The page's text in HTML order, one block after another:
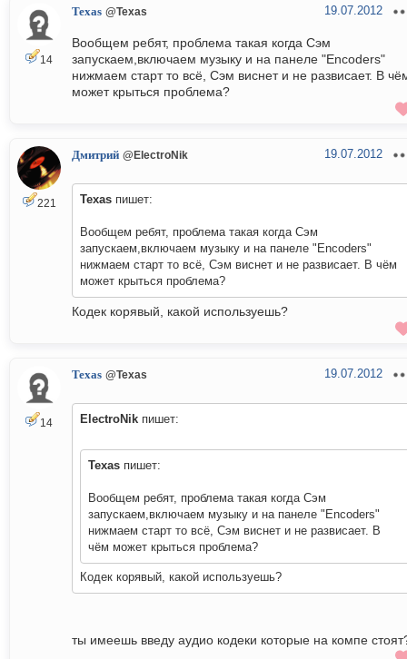
14
Texas @Texas 19.07.2012
Вообщем ребят, проблема такая когда Сэм
запускаем,включаем музыку и на панеле "Encoders"
нижмаем старт то всё, Сэм виснет и не развисает. В
может крыться проблема?
221
Дмитрий @ElectroNik 19.07.2012
Texas пишет:
Вообщем ребят, проблема такая когда Сэм
запускаем,включаем музыку и на панеле "Encoders"
нижмаем старт то всё, Сэм виснет и не развисает. В чём
может крыться проблема?
Кодек корявый, какой используешь?
14
Texas @Texas 19.07.2012
ElectroNik пишет:
Texas пишет:
Вообщем ребят, проблема такая когда Сэм
запускаем,включаем музыку и на панеле "Encoders"
нижмаем старт то всё, Сэм виснет и не развисает. В
чём может крыться проблема?
Кодек корявый, какой используешь?
ты имеешь введу аудио кодеки которые на компе